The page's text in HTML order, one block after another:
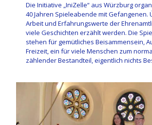
Die Initiative „IniZelle“ aus Würzburg
40 Jahren Spieleabende mit Gefangenen.
Arbeit und Erfahrungswerte der
viele Geschichten erzählt werden. Die
stehen für gemütliches Beisammensein,
Freizeit, ein für viele Menschen zum
zählender Bestandteil, eigentlich nichts